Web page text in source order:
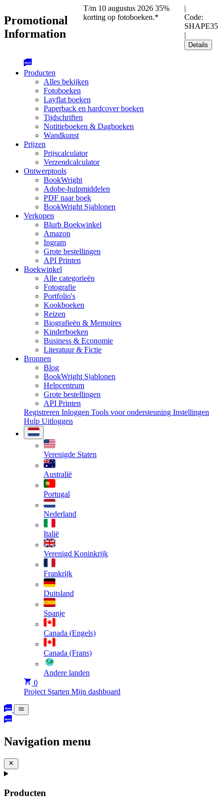
Promotional
Information
T/m 10 augustus 2026 35%
korting op fotoboeken.*
|
Code:
SHAPE35
|
Details
Producten
Alles bekijken
Fotoboeken
Layflat boeken
Paperback en hardcover boeken
Tijdschriften
Notitieboeken & Dagboeken
Wandkunst
Prijzen
Prijscalculator
Verzendcalculator
Ontwerptools
BookWright
Adobe-hulpmiddelen
PDF naar boek
BookWright Sjablonen
Verkopen
Blurb Boekwinkel
Amazon
Ingram
Grote bestellingen
API Printen
Boekwinkel
Alle categorieën
Fotografie
Portfolio's
Kookboeken
Reizen
Biografieën & Memoires
Kinderboeken
Business & Economie
Literatuur & Fictie
Bronnen
Blog
BookWright Sjablonen
Helpcentrum
Grote bestellingen
API Printen
Registreren Inloggen Tools voor ondersteuning Instellingen
Hulp Uitloggen
Verenigde Staten
Australië
Portugal
Nederland
Italië
Verenigd Koninkrijk
Frankrijk
Duitsland
Spanje
Canada (Engels)
Canada (Frans)
Andere landen
0
Project Starten Mijn dashboard
Navigation menu
Producten